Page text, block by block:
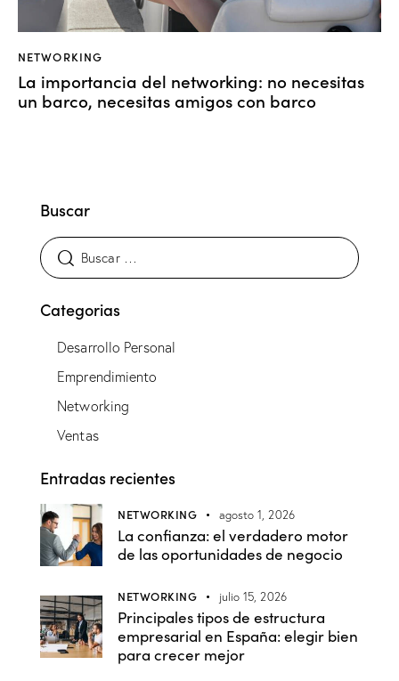
NETWORKING
La importancia del networking: no necesitas
un barco, necesitas amigos con barco
Buscar
Categorias
Desarrollo Personal
Emprendimiento
Networking
Ventas
Entradas recientes
NETWORKING agosto 1, 2026
La confianza: el verdadero motor
de las oportunidades de negocio
NETWORKING julio 15, 2026
Principales tipos de estructura
empresarial en España: elegir bien
para crecer mejor